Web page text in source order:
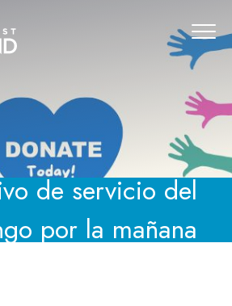
de servicio del
por la mañana